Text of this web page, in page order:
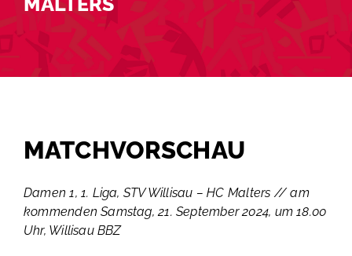
MATCHVORSCHAU
Damen 1, 1. Liga, STV Willisau – HC Malters // am
kommenden Samstag, 21. September 2024, um 18.00
Uhr, Willisau BBZ